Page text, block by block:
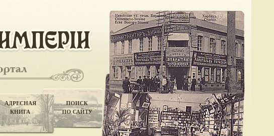
АДРЕСНАЯ
КНИГА
ПОИСК
ПО САЙТУ